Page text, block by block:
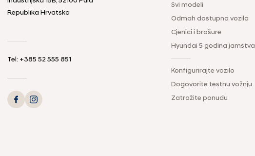
Republika Hrvatska
Tel: +385 52 555 851
Svi modeli
Odmah dostupna vozila
Cjenici i brošure
Hyundai 5 godina jamstva
Konfigurirajte vozilo
Dogovorite testnu vožnju
Zatražite ponudu